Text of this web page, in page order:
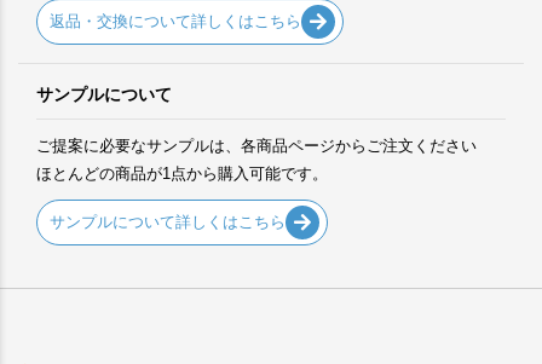
返品・交換について詳しくはこちら
サンプルについて
ご提案に必要なサンプルは、各商品ページからご注文ください
ほとんどの商品が1点から購入可能です。
サンプルについて詳しくはこちら